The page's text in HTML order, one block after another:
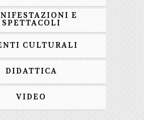
E
SPETTACOLI
CULTURALI
DIDATTICA
VIDEO